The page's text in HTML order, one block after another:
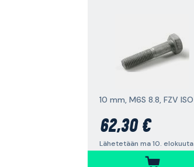
62,30 €
Lähetetään ma 10. elokuuta